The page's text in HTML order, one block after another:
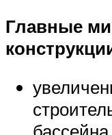
Главные